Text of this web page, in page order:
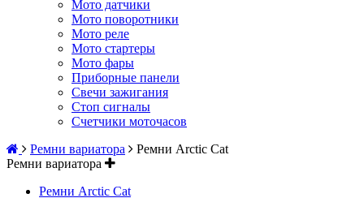
Мото датчики
Мото поворотники
Мото реле
Мото стартеры
Мото фары
Приборные панели
Свечи зажигания
Стоп сигналы
Счетчики моточасов
Ремни вариатора
Ремни Arctic Cat
Ремни вариатора
Ремни Arctic Cat